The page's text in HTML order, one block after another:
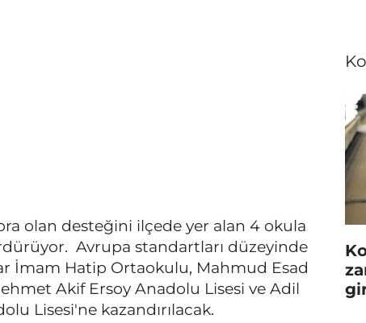
olan desteğini ilçede yer alan 4 okula
Avrupa standartları düzeyinde
İmam Hatip Ortaokulu, Mahmud Esad
Akif Ersoy Anadolu Lisesi ve Adil
Lisesi'ne kazandırılacak.